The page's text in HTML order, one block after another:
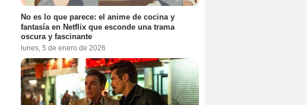
No es lo que parece: el anime de cocina y
fantasía en Netflix que esconde una trama
oscura y fascinante
lunes, 5 de enero de 2026